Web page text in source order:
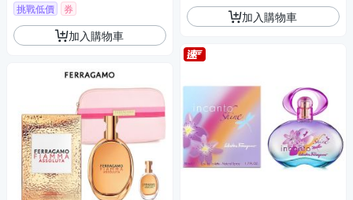
挑戰低價 券
加入購物車
加入購物車